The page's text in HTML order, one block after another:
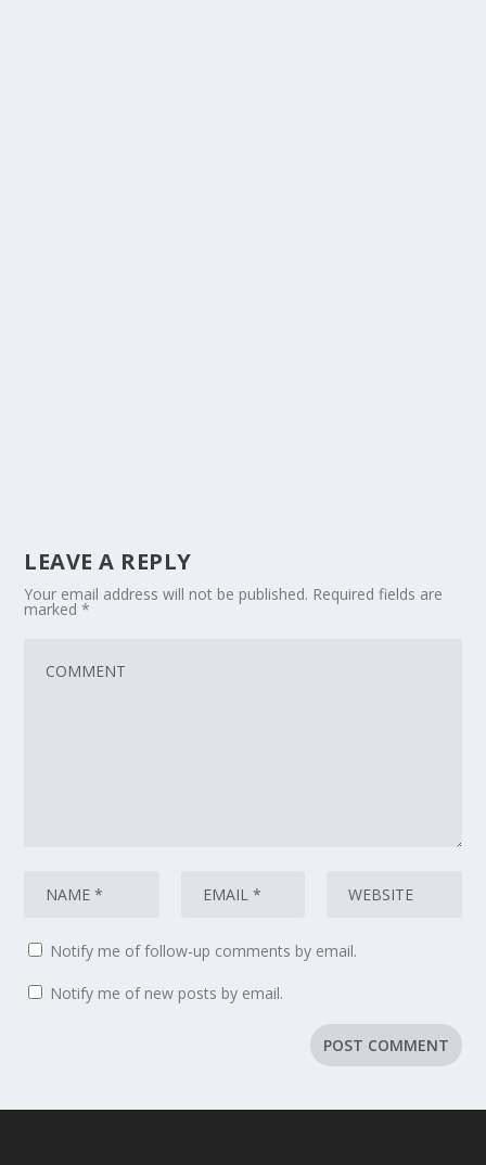
LEAVE A REPLY
Your email address will not be published. Required fields are
marked*
Notify me of follow-up comments by email.
Notify me of new posts by email.